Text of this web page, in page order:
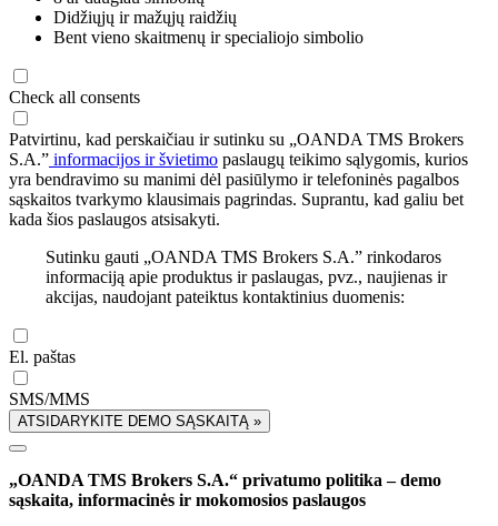
Didžiųjų ir mažųjų raidžių
Bent vieno skaitmenų ir specialiojo simbolio
Check all consents
Patvirtinu, kad perskaičiau ir sutinku su „OANDA TMS Brokers
S.A.” informacijos ir švietimo paslaugų teikimo sąlygomis, kurios
yra bendravimo su manimi dėl pasiūlymo ir telefoninės pagalbos
sąskaitos tvarkymo klausimais pagrindas. Suprantu, kad galiu bet
kada šios paslaugos atsisakyti.
Sutinku gauti „OANDA TMS Brokers S.A.” rinkodaros
informaciją apie produktus ir paslaugas, pvz., naujienas ir
akcijas, naudojant pateiktus kontaktinius duomenis:
El. paštas
SMS/MMS
ATSIDARYKITE DEMO SĄSKAITĄ »
„OANDA TMS Brokers S.A.“ privatumo politika – demo
sąskaita, informacinės ir mokomosios paslaugos